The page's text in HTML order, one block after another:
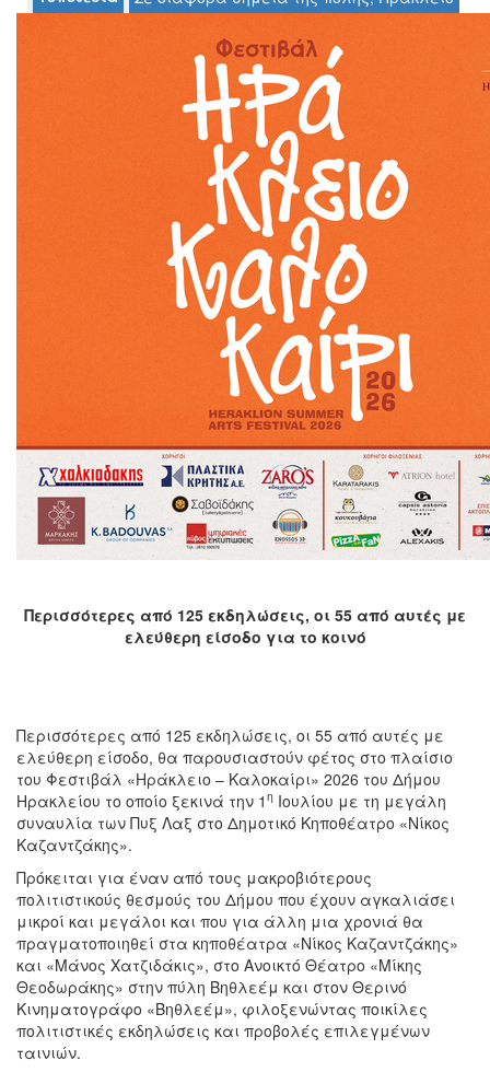
Περισσότερες από 125 εκδηλώσεις, οι 55 από αυτές με
ελεύθερη είσοδο για το κοινό
Περισσότερες από 125 εκδηλώσεις, οι 55 από αυτές με
ελεύθερη είσοδο, θα παρουσιαστούν φέτος στο πλαίσιο
του Φεστιβάλ «Ηράκλειο – Καλοκαίρι» 2026 του Δήμου
Ηρακλείου το οποίο ξεκινά την 1 η Ιουλίου με τη μεγάλη
συναυλία των Πυξ Λαξ στο Δημοτικό Κηποθέατρο «Νίκος
Καζαντζάκης».
Πρόκειται για έναν από τους μακροβιότερους
πολιτιστικούς θεσμούς του Δήμου που έχουν αγκαλιάσει
μικροί και μεγάλοι και που για άλλη μια χρονιά θα
πραγματοποιηθεί στα κηποθέατρα «Νίκος Καζαντζάκης»
και «Μάνος Χατζιδάκις», στο Ανοικτό Θέατρο «Μίκης
Θεοδωράκης» στην πύλη Βηθλεέμ και στον Θερινό
Κινηματογράφο «Βηθλεέμ», φιλοξενώντας ποικίλες
πολιτιστικές εκδηλώσεις και προβολές επιλεγμένων
ταινιών.